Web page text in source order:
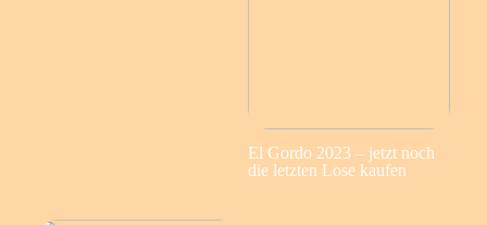
El Gordo 2023 – jetzt noch
die letzten Lose kaufen